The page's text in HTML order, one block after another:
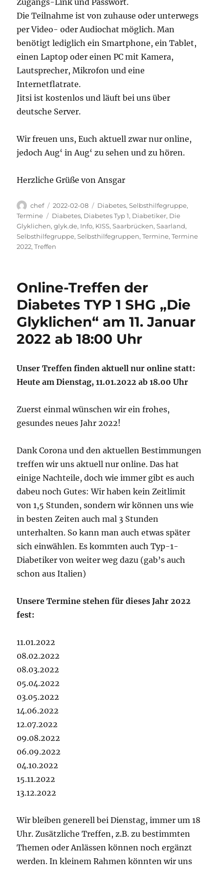
Zugangs-Link und Passwort.
Die Teilnahme ist von zuhause oder unterwegs
per Video- oder Audiochat möglich. Man
benötigt lediglich ein Smartphone, ein Tablet,
einen Laptop oder einen PC mit Kamera,
Lautsprecher, Mikrofon und eine
Internetflatrate.
Jitsi ist kostenlos und läuft bei uns über
deutsche Server.
Wir freuen uns, Euch aktuell zwar nur online,
jedoch Aug‘ in Aug‘ zu sehen und zu hören.
Herzliche Grüße von Ansgar
Autor
chef
Veröffentlicht
am
2022-02-08 Kategorien
Diabetes,Selbsthilfegruppe,
Termine
Schlagwörter
Diabetes, Diabetes Typ 1, Diabetiker, Die
Glyklichen,glyk.de, Info, KISS,Saarbrücken,Saarland,
Selbsthilfegruppe,Selbsthilfegruppen,Termine,Termine
2022,Treffen
Online-Treffen der
Diabetes TYP 1 SHG „Die
Glyklichen“ am 11. Januar
2022 ab 18:00 Uhr
Unser Treffen finden aktuell nur online statt:
Heute am Dienstag, 11.01.2022 ab 18.00 Uhr
Zuerst einmal wünschen wir ein frohes,
gesundes neues Jahr 2022!
Dank Corona und den aktuellen Bestimmungen
treffen wir uns aktuell nur online. Das hat
einige Nachteile, doch wie immer gibt es auch
dabeu noch Gutes: Wir haben kein Zeitlimit
von 1,5 Stunden, sondern wir können uns wie
in besten Zeiten auch mal 3 Stunden
unterhalten. So kann man auch etwas später
sich einwählen. Es kommten auch Typ-1-
Diabetiker von weiter weg dazu (gab’s auch
schon aus Italien)
Unsere Termine stehen für dieses Jahr 2022
fest:
11.01.2022
08.02.2022
08.03.2022
05.04.2022
03.05.2022
14.06.2022
12.07.2022
09.08.2022
06.09.2022
04.10.2022
15.11.2022
13.12.2022
Wir bleiben generell bei Dienstag, immer um 18
Uhr. Zusätzliche Treffen, z.B. zu bestimmten
Themen oder Anlässen können noch ergänzt
werden. In kleinem Rahmen könnten wir uns